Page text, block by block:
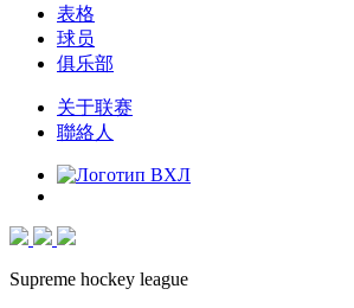
表格
球员
俱乐部
关于联赛
聯絡人
Supreme hockey league